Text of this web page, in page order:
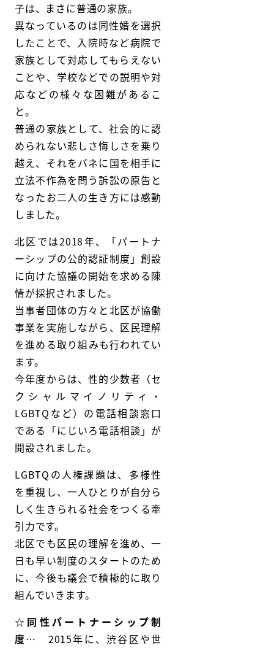
子は、まさに普通の家族。
異なっているのは同性婚を選択
したことで、入院時など病院で
家族として対応してもらえない
ことや、学校などでの説明や対
応などの様々な困難があるこ
と。
普通の家族として、社会的に認
められない悲しさ悔しさを乗り
越え、それをバネに国を相手に
立法不作為を問う訴訟の原告と
なったお二人の生き方には感動
しました。
北区では2018年、「パートナ
ーシップの公的認証制度」創設
に向けた協議の開始を求める陳
情が採択されました。
当事者団体の方々と北区が協働
事業を実施しながら、区民理解
を進める取り組みも行われてい
ます。
今年度からは、性的少数者（セ
クシャルマイノリティ・
LGBTQなど）の電話相談窓口
である「にじいろ電話相談」が
開設されました。
LGBTQの人権課題は、多様性
を重視し、一人ひとりが自分ら
しく生きられる社会をつくる牽
引力です。
北区でも区民の理解を進め、一
日も早い制度のスタートのため
に、今後も議会で積極的に取り
組んでいきます。
☆ 同性パートナーシップ制
度… 2015年に、渋谷区や世